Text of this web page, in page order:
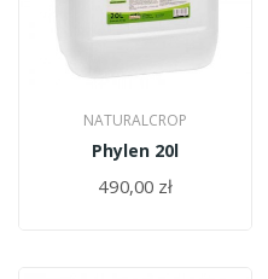
NATURALCROP
Phylen 20l
490,00 zł